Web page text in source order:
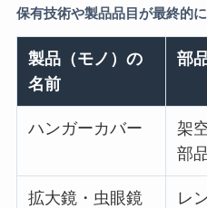
保有技術や製品品目が最終的
製品（モノ）の
名前
部
ハンガーカバー
架
部品
拡大鏡・虫眼鏡 レ